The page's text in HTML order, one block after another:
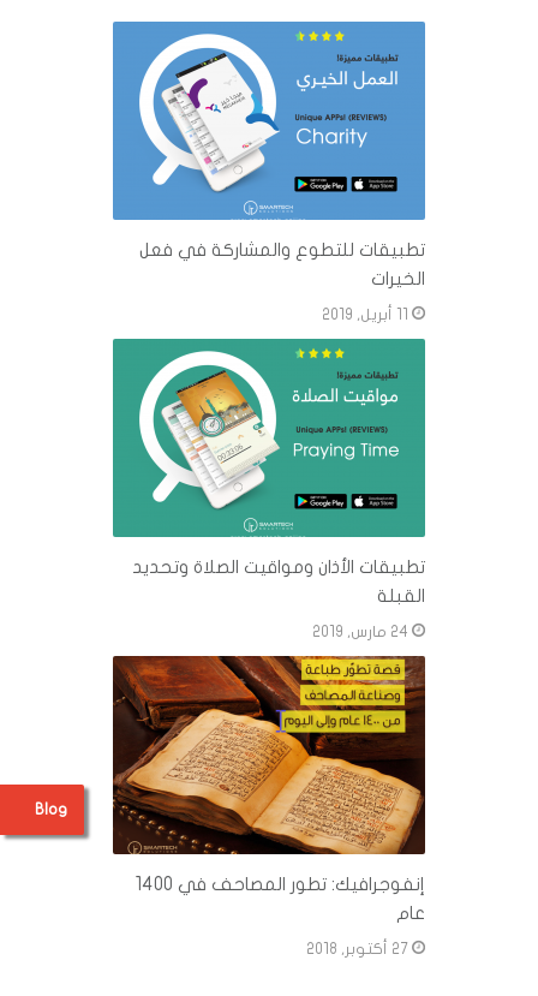
تطبيقات للتطوع والمشاركة في فعل
الخيرات
تطبيقات الأذان ومواقيت الصلاة وتحديد
القبلة
إنفوجرافيك: تطور المصاحف في 1400
عام
Blog